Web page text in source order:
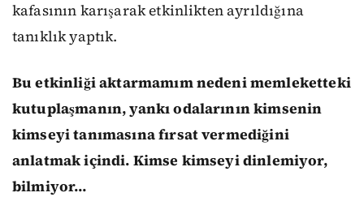
kafasının karışarak etkinlikten ayrıldığına
tanıklık yaptık.
Bu etkinliği aktarmamım nedeni memleketteki
kutuplaşmanın, yankı odalarının kimsenin
kimseyi tanımasına fırsat vermediğini
anlatmak içindi. Kimse kimseyi dinlemiyor,
bilmiyor…